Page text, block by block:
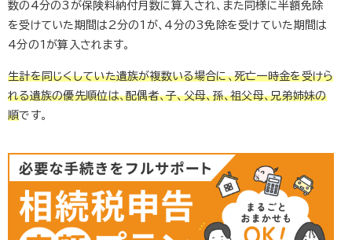
数の 4分の3 が保険料納付月数に算入され、また同様に半額免除
を受けていた期間は 2分の1 が、 4分の3免除を受けていた期間は
4分の1 が算入されます。
生計を同じくしていた遺族が複数いる場合に、死亡一時金を受けら
れる遺族の優先順位は、配偶者、子、父母、孫、祖父母、兄弟姉妹の
順です。